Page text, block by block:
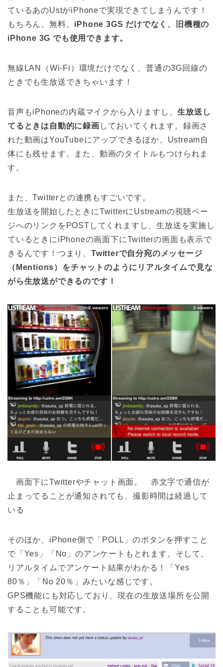
ているあのUstがiPhoneで実現できてしまうんです！
もちろん、無料。 iPhone 3GS だけでなく、旧機種の
iPhone 3G でも使用できます。
無線LAN（Wi-Fi）環境だけでなく、普通の3G回線の
ときでも生放送できちゃいます！
音声もiPhoneの内蔵マイクから入りますし、生放送し
てるときは自動的に録画 しておいてくれます。録画さ
れた動画はYouTubeにアップできるほか、Ustream自
体にも残せます。また、動画のタイトルもつけられま
す。
また、Twitterとの連携もすごいです。
生放送を開始したときにTwitterにUstreamの視聴ペー
ジへのリンクをPOSTしてくれますし、生放送を実施し
ているときにiPhoneの画面下にTwitterの画面も表示で
きるんです！つまり、Twitterで自分宛のメッセージ
（Mentions）をチャットのようにリアルタイムで見な
がら生放送ができるのです！
画面下にTwitterやチャット画面。 赤文字で通信が
止まってることが通知されても、撮影時間は経過して
いる
そのほか、iPhone側で「POLL」のボタンを押すこと
で「Yes」「No」のアンケートもとれます。そして、
リアルタイムでアンケート結果がわかる！「Yes
80％」「No 20％」みたいな感じです。
GPS機能にも対応しており、現在の生放送場所を公開
することも可能です。